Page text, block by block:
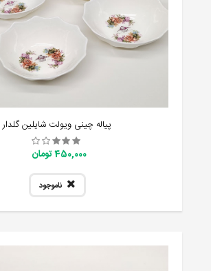
پیاله چینی ویولت شایلین گلدار
450,000 تومان
ناموجود